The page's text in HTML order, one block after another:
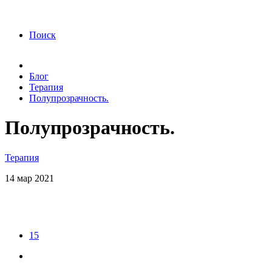
Поиск
Блог
Терапия
Полупрозрачность.
Полупрозрачность.
Терапия
14 мар 2021
15